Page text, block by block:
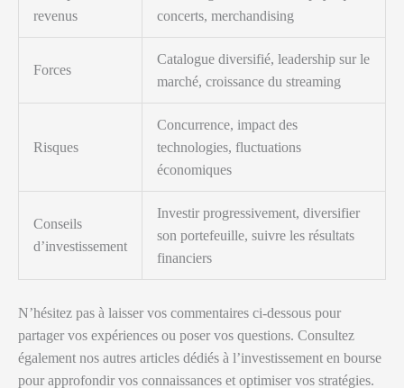
revenus
concerts, merchandising
Forces
Catalogue diversifié, leadership sur le
marché, croissance du streaming
Risques
Concurrence, impact des
technologies, fluctuations
économiques
Conseils
d’investissement
Investir progressivement, diversifier
son portefeuille, suivre les résultats
financiers
N’hésitez pas à laisser vos commentaires ci-dessous pour
partager vos expériences ou poser vos questions. Consultez
également nos autres articles dédiés à l’investissement en bourse
pour approfondir vos connaissances et optimiser vos stratégies.